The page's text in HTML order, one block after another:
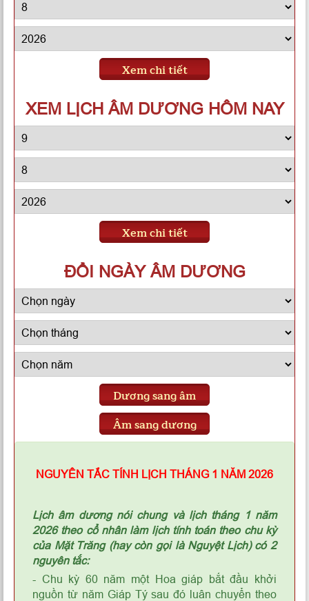
Xem chi tiết
XEM LỊCH ÂM DƯƠNG HÔM NAY
Xem chi tiết
ĐỔI NGÀY ÂM DƯƠNG
Dương sang âm
Âm sang dương
NGUYÊN TẮC TÍNH LỊCH THÁNG 1 NĂM 2026
Lịch âm dương nói chung và lịch tháng 1 năm
2026 theo cổ nhân làm lịch tính toán theo chu kỳ
của Mặt Trăng (hay còn gọi là Nguyệt Lịch) có 2
nguyên tắc:
- Chu kỳ 60 năm một Hoa giáp bắt đầu khởi
nguồn từ năm Giáp Tý sau đó luân chuyển theo